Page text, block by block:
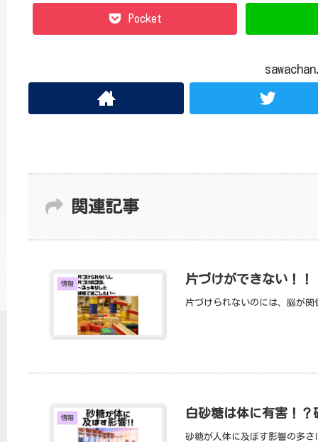
Pocket
関連記事
情報 片づけができない！！
片づけられないのには、脳が
情報 白砂糖は体に有害！
砂糖が人体に及ぼす影響の多